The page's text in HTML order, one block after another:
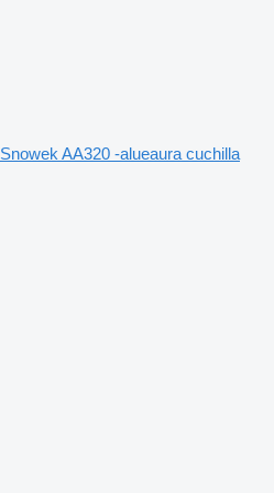
Snowek AA320 -alueaura cuchilla